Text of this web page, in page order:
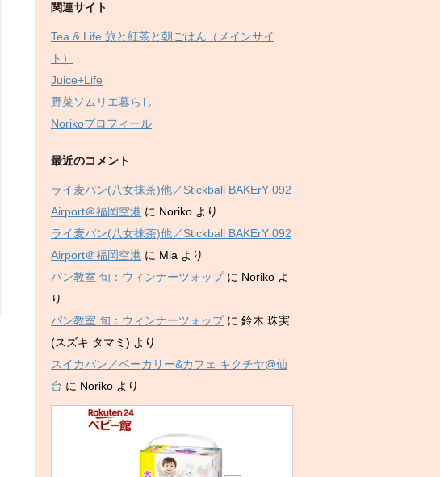
関連サイト
Tea & Life 旅と紅茶と朝ごはん（メインサイ
ト）
Juice+Life
野菜ソムリエ暮らし
Norikoプロフィール
最近のコメント
ライ麦パン(八女抹茶)他／Stickball BAKErY 092
Airport＠福岡空港 に Noriko より
ライ麦パン(八女抹茶)他／Stickball BAKErY 092
Airport＠福岡空港 に Mia より
パン教室 旬：ウィンナーツォップに Noriko よ
り
パン教室 旬：ウィンナーツォップに 鈴木 珠実
(スズキ タマミ) より
スイカパン／ベーカリー&カフェ キクチヤ@仙
台 に Noriko より